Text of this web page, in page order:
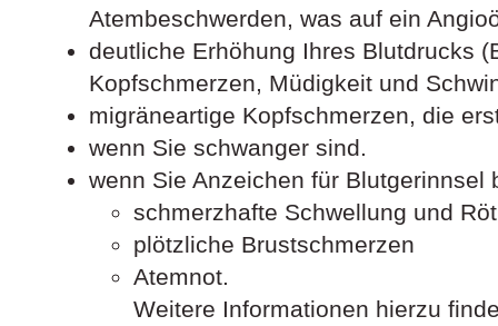
Atembeschwerden, was auf ein
deutliche Erhöhung Ihres Blutdrucks
Kopfschmerzen, Müdigkeit und
migräneartige Kopfschmerzen, die
wenn Sie schwanger sind.
wenn Sie Anzeichen für Blutgerinnsel
schmerzhafte Schwellung und
plötzliche Brustschmerzen
Atemnot.
Weitere Informationen hierzu